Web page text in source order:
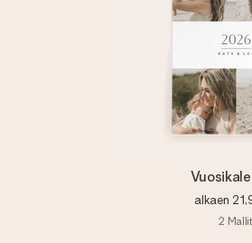
alkaen
2 Mallit